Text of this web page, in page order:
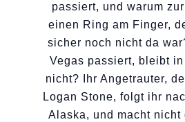
passiert, und warum
einen Ring am Finger,
sicher noch nicht da
Vegas passiert, bleibt
nicht? Ihr Angetrauter,
Logan Stone, folgt ihr
Alaska, und macht nicht